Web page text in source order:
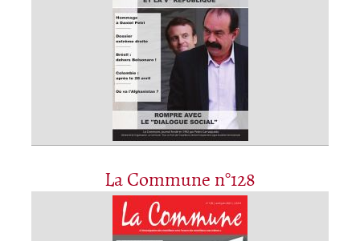
La Commune n°128